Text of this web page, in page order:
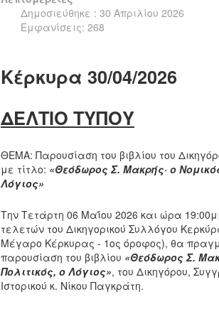
Δημοσιεύθηκε : 30 Απριλίου 2026
Εμφανίσεις: 268
Κέρκυρα 30/04/2026
ΔΕΛΤΙΟ ΤΥΠΟΥ
ΘΕΜΑ: Παρουσίαση του βιβλίου του
με τίτλο: «Θεόδωρος Σ. Μακρής· ο
Λόγιος»
Την Τετάρτη 06 Μαΐου 2026 και ώρα
τελετών του Δικηγορικού Συλλόγου
Μέγαρο Κέρκυρας - 1ος όροφος), θα
παρουσίαση του βιβλίου «Θεόδωρος Σ.
Πολιτικός, ο Λόγιος», του Δικηγόρου,
Ιστορικού κ. Νίκου Παγκράτη.